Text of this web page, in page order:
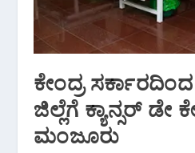
ಕೇಂದ್ರ
ಜಿಲ್ಲೆಗೆ ಕ್ಯಾನ್ಸರ್
ಮಂಜೂರು